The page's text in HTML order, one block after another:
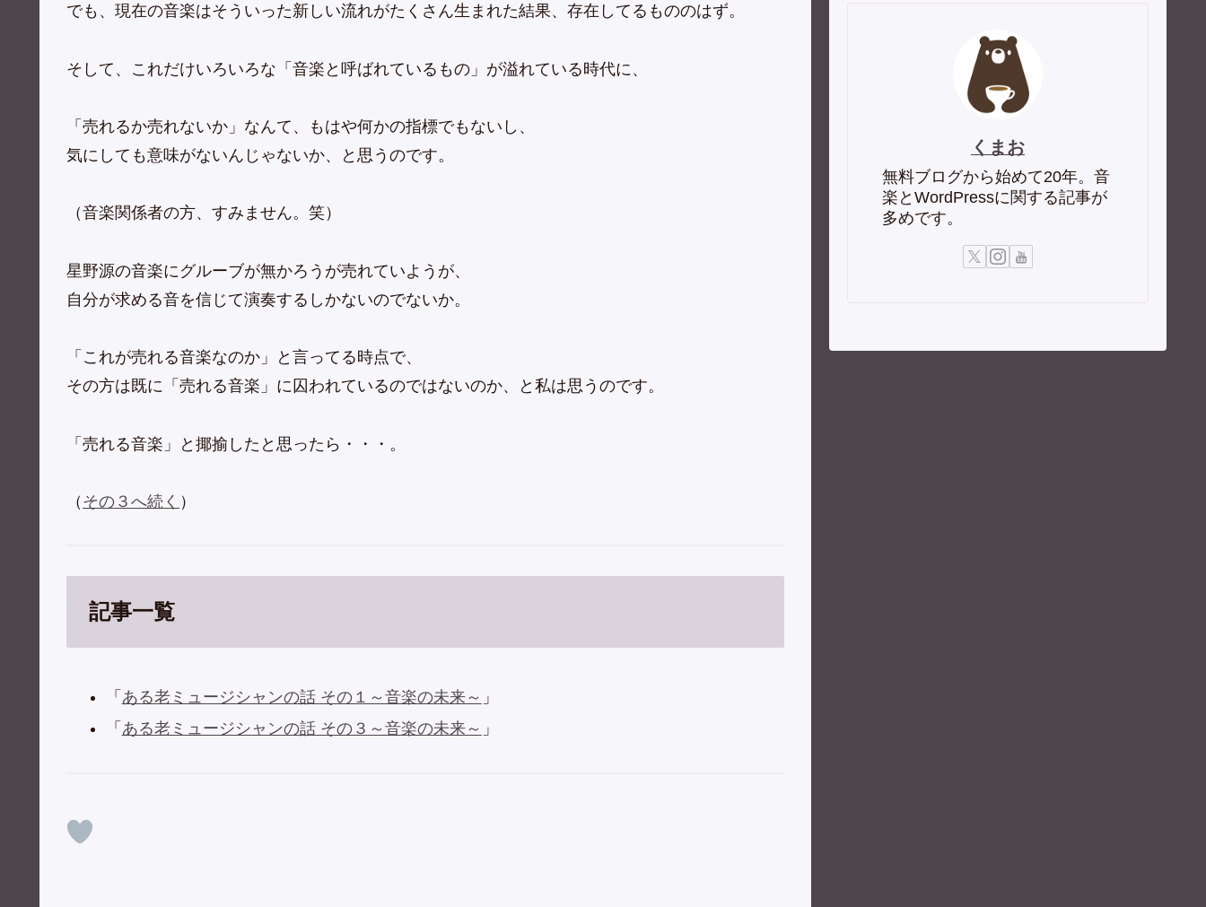
でも、現在の音楽はそういった新しい流れがたくさん生まれた結果、存在してるもののはず。
そして、これだけいろいろな「音楽と呼ばれているもの」が溢れている時代に、
「売れるか売れないか」なんて、もはや何かの指標でもないし、
気にしても意味がないんじゃないか、と思うのです。
（音楽関係者の方、すみません。笑）
星野源の音楽にグルーブが無かろうが売れていようが、
自分が求める音を信じて演奏するしかないのでないか。
「これが売れる音楽なのか」と言ってる時点で、
その方は既に「売れる音楽」に囚われているのではないのか、と私は思うのです。
「売れる音楽」と揶揄したと思ったら・・・。
（ その３へ続く ）
記事一覧
「 ある老ミュージシャンの話 その１～音楽の未来～ 」
「 ある老ミュージシャンの話 その３～音楽の未来～ 」
くまお
無料ブログから始めて20年。音
楽とWordPressに関する記事が
多めです。